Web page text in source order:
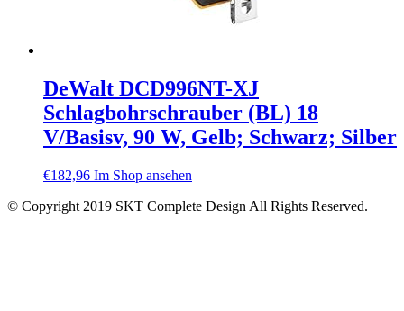
DeWalt DCD996NT-XJ
Schlagbohrschrauber (BL) 18
V/Basisv, 90 W, Gelb; Schwarz; Silber
€182,96 Im Shop ansehen
© Copyright 2019 SKT Complete Design All Rights Reserved.